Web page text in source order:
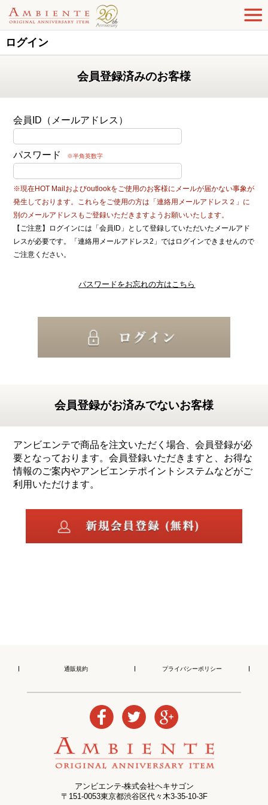
ログイン
会員登録済みのお客様
会員ID（メールアドレス）
パスワード ※半角英数字
※現在HOT Mailおよびoutlookをご使用のお客様にメールが届かない事象が
発生しております。これらをご使用の方は「連絡用メールアドレス２」に
別のメールアドレスもご登録いただきますようお願いいたします。
【ご注意】ログインには「会員ID」として登録していただいたメールアド
レスが必要です。「連絡用メールアドレス2」ではログインできませんので
ご注意ください。
パスワードをお忘れの方はこちら
会員登録がお済みでないお客様
アンビエンテで商品を注文いただく場合、会員登録が必
要となっております。会員登録いただきますと、お得な
情報のご案内やアンビエンテポイントシステムなどがご
利用いただけます。
通販規約 プライバシーポリシー
アンビエンテ-株式会社ヘキサゴン
〒151-0053東京都渋谷区代々木3-35-10-3F